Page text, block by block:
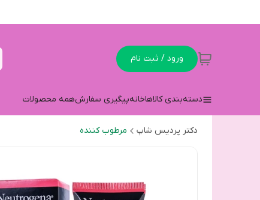
ورود / ثبت نام
دسته‌بندی کالاهاخانهپیگیری سفارشهمه محصولات
دکتر پردیس شاپ مرطوب کننده